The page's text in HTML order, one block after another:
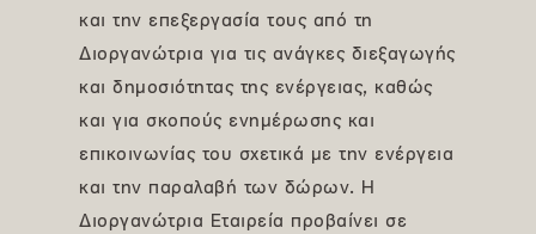
και την επεξεργασία τους από τη
Διοργανώτρια για τις ανάγκες διεξαγωγής
και δημοσιότητας της ενέργειας, καθώς
και για σκοπούς ενημέρωσης και
επικοινωνίας του σχετικά με την ενέργεια
και την παραλαβή των δώρων. Η
Διοργανώτρια Εταιρεία προβαίνει σε